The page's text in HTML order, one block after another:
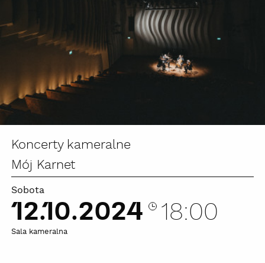
Koncerty kameralne
Mój Karnet
Sobota
12.10.2024 18:00
Sala kameralna